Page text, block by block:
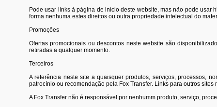
Pode usar links à página de início deste website, mas não pode
forma nenhuma estes direitos ou outra propriedade intelectual do
Promoções
Ofertas promocionais ou descontos neste website são
retiradas a qualquer momento.
Terceiros
A referência neste site a quaisquer produtos, serviços, processos,
patrocínio ou recomendação pela Fox Transfer. Links para outros
A Fox Transfer não é responsável por nenhumm produto, serviço,